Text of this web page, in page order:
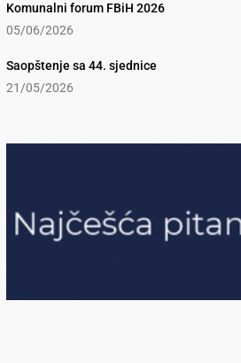
Komunalni forum FBiH 2026
05/06/2026
Saopštenje sa 44. sjednice
21/05/2026